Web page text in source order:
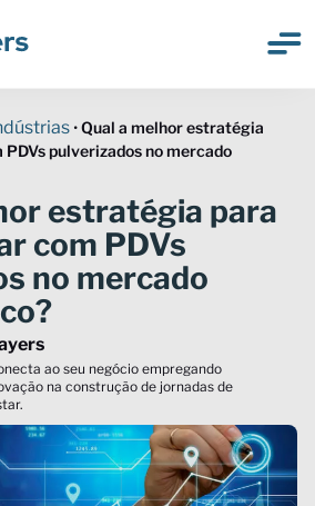
•Qual a melhor estratégia
pulverizados no mercado
estratégia para
com PDVs
no mercado
ao seu negócio empregando
na construção de jornadas de